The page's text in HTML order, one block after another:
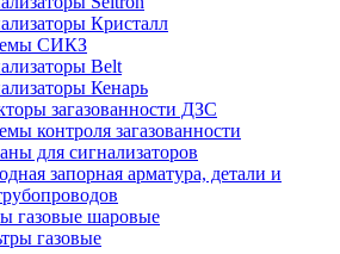
Кристалл
СИКЗ
Belt
Кенарь
загазованности ДЗС
контроля загазованности
для сигнализаторов
запорная арматура, детали и
газовые шаровые
газовые